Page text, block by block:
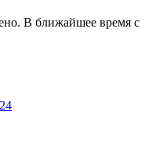
В ближайшее время с